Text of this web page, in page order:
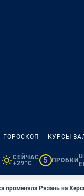
ГОРОСКОП КУРСЫ
СЕЙЧАС
+29°C
5 ПРОБКИ
променяла Рязань на